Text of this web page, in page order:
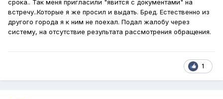
срока.. Так меня пригласили "явится с документами" на
встречу..Которые я же просил и выдать. Бред. Естественно из
другого города я к ним не поехал. Подал жалобу через
систему, на отсутствие результата рассмотрения обращения.
1